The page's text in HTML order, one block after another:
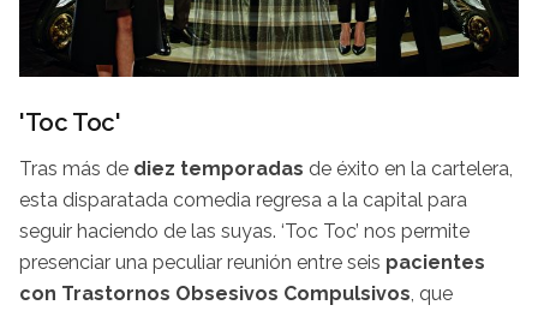
'Toc Toc'
Tras más de diez temporadas de éxito en la cartelera,
esta disparatada comedia regresa a la capital para
seguir haciendo de las suyas. ‘Toc Toc’ nos permite
presenciar una peculiar reunión entre seis pacientes
con Trastornos Obsesivos Compulsivos, que